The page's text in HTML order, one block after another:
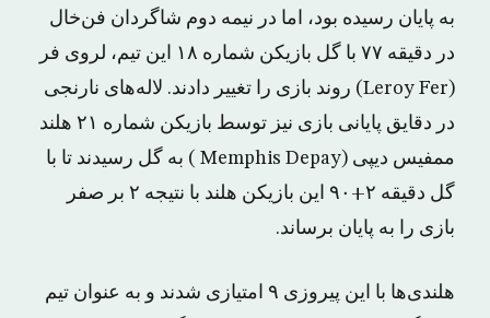
به پایان رسیده بود، اما در نیمه دوم شاگردان فن‌خال
در دقیقه ۷۷ با گل بازیکن شماره ۱۸ این تیم، لروی فر
(Leroy Fer) روند بازی را تغییر دادند. لاله‌های نارنجی
در دقایق پایانی بازی نیز توسط بازیکن شماره ۲۱ هلند
ممفیس دیپی (Memphis Depay ) به گل رسیدند تا با
گل دقیقه ۲+۹۰ این بازیکن هلند با نتیجه ۲ بر صفر
بازی را به پایان برساند.
هلندی‌ها با این پیروزی ۹ امتیازی شدند و به عنوان تیم